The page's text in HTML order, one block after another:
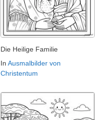
Die Heilige Familie
In Ausmalbilder von
Christentum